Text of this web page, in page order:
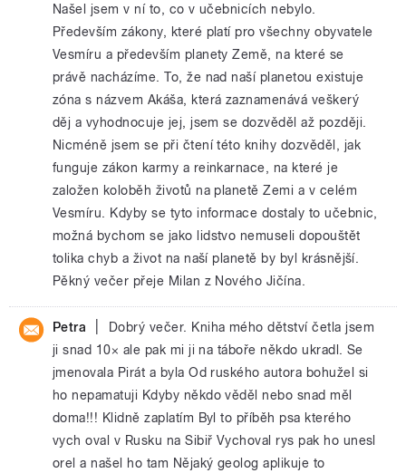
Našel jsem v ní to, co v učebnicích nebylo.
Především zákony, které platí pro všechny obyvatele
Vesmíru a především planety Země, na které se
právě nacházíme. To, že nad naší planetou existuje
zóna s názvem Akáša, která zaznamenává veškerý
děj a vyhodnocuje jej, jsem se dozvěděl až později.
Nicméně jsem se při čtení této knihy dozvěděl, jak
funguje zákon karmy a reinkarnace, na které je
založen koloběh životů na planetě Zemi a v celém
Vesmíru. Kdyby se tyto informace dostaly to učebnic,
možná bychom se jako lidstvo nemuseli dopouštět
tolika chyb a život na naší planetě by byl krásnější.
Pěkný večer přeje Milan z Nového Jičína.
Petra
Dobrý večer. Kniha mého dětství četla jsem
ji snad 10× ale pak mi ji na táboře někdo ukradl. Se
jmenovala Pirát a byla Od ruského autora bohužel si
ho nepamatuji Kdyby někdo věděl nebo snad měl
doma!!! Klidně zaplatím Byl to příběh psa kterého
vych oval v Rusku na Sibiř Vychoval rys pak ho unesl
orel a našel ho tam Nějaký geolog aplikuje to